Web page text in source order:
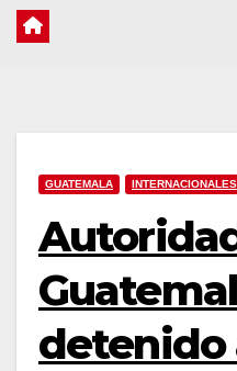
GUATEMALA INTERNACIONALES
detenido